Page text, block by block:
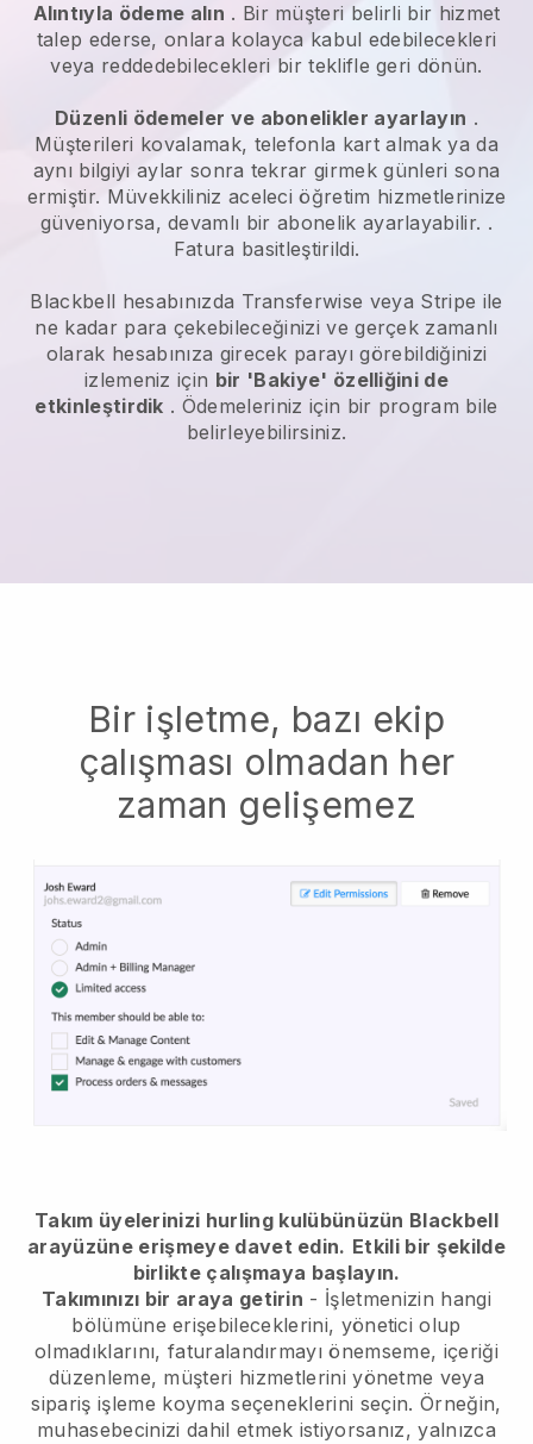
Alıntıyla ödeme alın . Bir müşteri belirli bir hizmet
talep ederse, onlara kolayca kabul edebilecekleri
veya reddedebilecekleri bir teklifle geri dönün.
Düzenli ödemeler ve abonelikler ayarlayın .
Müşterileri kovalamak, telefonla kart almak ya da
aynı bilgiyi aylar sonra tekrar girmek günleri sona
ermiştir. Müvekkiliniz aceleci öğretim hizmetlerinize
güveniyorsa, devamlı bir abonelik ayarlayabilir. .
Fatura basitleştirildi.
Blackbell hesabınızda Transferwise veya Stripe ile
ne kadar para çekebileceğinizi ve gerçek zamanlı
olarak hesabınıza girecek parayı görebildiğinizi
izlemeniz için bir 'Bakiye' özelliğini de
etkinleştirdik . Ödemeleriniz için bir program bile
belirleyebilirsiniz.
Bir işletme, bazı ekip
çalışması olmadan her
zaman gelişemez
Takım üyelerinizi hurling kulübünüzün Blackbell
arayüzüne erişmeye davet edin. Etkili bir şekilde
birlikte çalışmaya başlayın.
Takımınızı bir araya getirin - İşletmenizin hangi
bölümüne erişebileceklerini, yönetici olup
olmadıklarını, faturalandırmayı önemseme, içeriği
düzenleme, müşteri hizmetlerini yönetme veya
sipariş işleme koyma seçeneklerini seçin. Örneğin,
muhasebecinizi dahil etmek istiyorsanız, yalnızca